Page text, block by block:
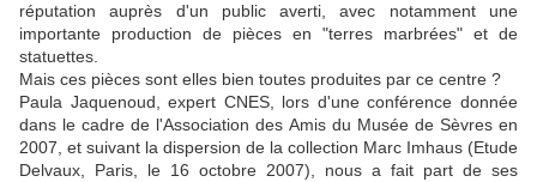
réputation auprès d'un public averti, avec notamment une
importante production de pièces en "terres marbrées" et de
statuettes.
Mais ces pièces sont elles bien toutes produites par ce centre ?
Paula Jaquenoud, expert CNES, lors d'une conférence donnée
dans le cadre de l'Association des Amis du Musée de Sèvres en
2007, et suivant la dispersion de la collection Marc Imhaus (Etude
Delvaux, Paris, le 16 octobre 2007), nous a fait part de ses